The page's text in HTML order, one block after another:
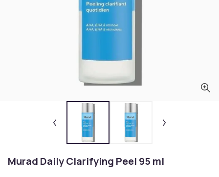
Murad Daily Clarifying Peel 95 ml